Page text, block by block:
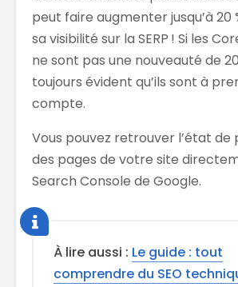
peut faire augmenter jusqu’à 20
sa visibilité sur la SERP ! Si les
ne sont pas une nouveauté de
toujours évident qu’ils sont à
compte.
Vous pouvez retrouver l’état
des pages de votre site
Search Console de Google.
À lire aussi : Le guide : tout
comprendre du SEO